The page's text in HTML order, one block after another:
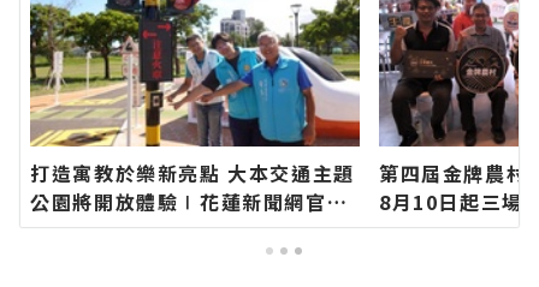
打造寓教於樂新亮點 大本交通主題
公園將開放體驗∣花蓮新聞網官方
網站各類新聞－最快速的今日新聞
第四屆金牌農村
8月10日起三場
現農村特色∣花